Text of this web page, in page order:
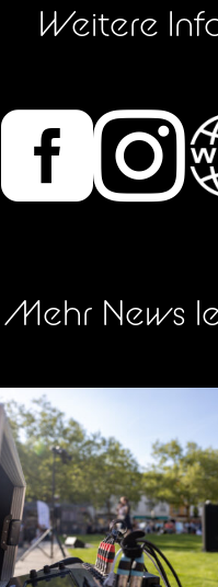
Weitere

Mehr News